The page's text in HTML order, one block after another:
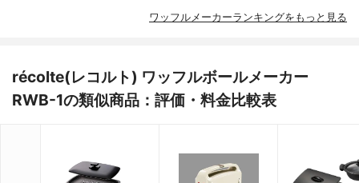
ワッフルメーカーランキングをもっと見る
récolte(レコルト) ワッフルボールメーカー
RWB-1の類似商品：評価・料金比較表